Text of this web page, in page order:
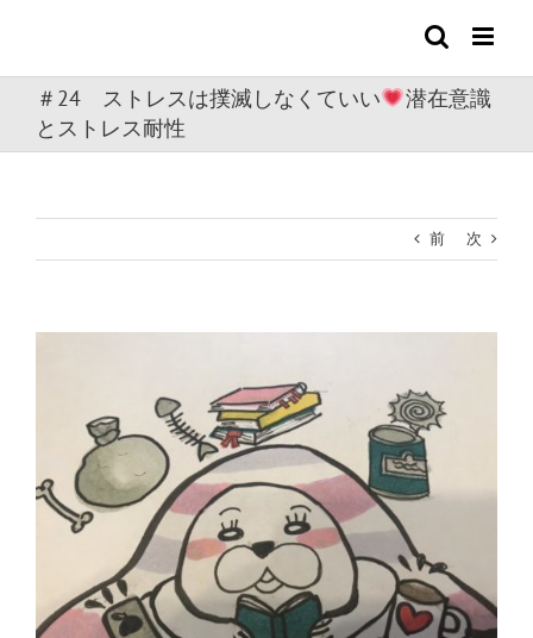
＃24 ストレスは撲滅しなくていい
潜在意識
とストレス耐性
前 次